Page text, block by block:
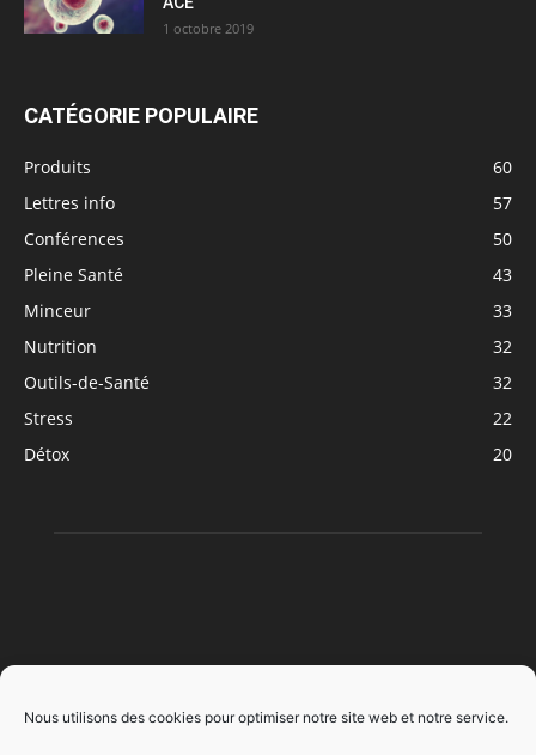
Nous utilisons des cookies pour optimiser notre site web et notre service.
1 octobre 2019
CATÉGORIE POPULAIRE
Produits
60
Lettres info
57
Conférences
50
Pleine Santé
43
Minceur
33
Nutrition
32
Outils-de-Santé
32
Stress
22
Détox
20